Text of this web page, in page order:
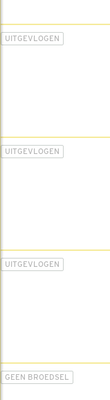
UITGEVLOGEN
UITGEVLOGEN
UITGEVLOGEN
GEEN BROEDSEL